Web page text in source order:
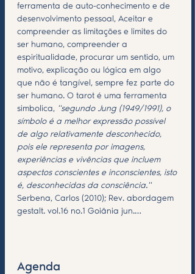
ferramenta de auto-conhecimento e de
desenvolvimento pessoal, Aceitar e
compreender as limitações e limites do
ser humano, compreender a
espiritualidade, procurar um sentido, um
motivo, explicação ou lógica em algo
que não é tangível, sempre fez parte do
ser humano. O tarot é uma ferramenta
simbolica, ''segundo Jung (1949/1991), o
símbolo é a melhor expressão possível
de algo relativamente desconhecido,
pois ele representa por imagens,
experiências e vivências que incluem
aspectos conscientes e inconscientes, isto
é, desconhecidas da consciência.''
Serbena, Carlos (2010); Rev. abordagem
gestalt. vol.16 no.1 Goiânia jun.…
Agenda